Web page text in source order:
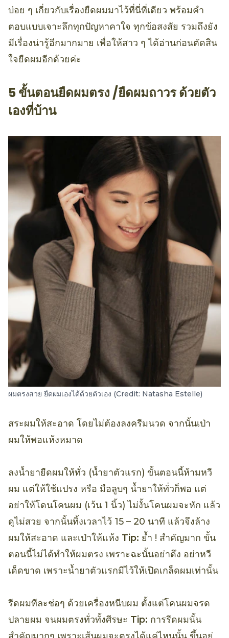
บ่อย ๆ เกี่ยวกับเรื่องยืดผมมาไว้ที่นี่ที่เดียว พร้อมคำ
ตอบแบบเจาะลึกทุกปัญหาคาใจ ทุกข้อสงสัย รวมถึงยัง
มีเรื่องน่ารู้อีกมากมาย เพื่อให้สาว ๆ ได้อ่านก่อนตัดสิน
ใจยืดผมอีกด้วยค่ะ
5 ขั้นตอนยืดผมตรง /ยืดผมถาวร ด้วยตัว
เองที่บ้าน
ผมตรงสวย ยืดผมเองได้ด้วยตัวเอง (Credit: Natasha Estelle)
สระผมให้สะอาด โดยไม่ต้องลงครีมนวด จากนั้นเป่า
ผมให้พอแห้งหมาด
ลงน้ำยายืดผมให้ทั่ว (น้ำยาตัวแรก) ขั้นตอนนี้ห้ามหวี
ผม แต่ให้ใช้แปรง หรือ มือลูบๆ น้ำยาให้ทั่วก็พอ แต่
อย่าให้โดนโคนผม (เว้น 1 นิ้ว) ไม่งั้นโคนผมจะหัก แล้ว
ดูไม่สวย จากนั้นทิ้งเวลาไว้ 15 – 20 นาที แล้วจึงล้าง
ผมให้สะอาด และเป่าให้แห้ง Tip: ย้ำ ! สำคัญมาก ขั้น
ตอนนี้ไม่ได้ทำให้ผมตรง เพราะฉะนั้นอย่าดึง อย่าหวี
เด็ดขาด เพราะน้ำยาตัวแรกมีไว้ให้เปิดเกล็ดผมเท่านั้น
รีดผมทีละช่อๆ ด้วยเครื่องหนีบผม ตั้งแต่โคนผมจรด
ปลายผม จนผมตรงทั่วทั้งศีรษะ Tip: การรีดผมนั้น